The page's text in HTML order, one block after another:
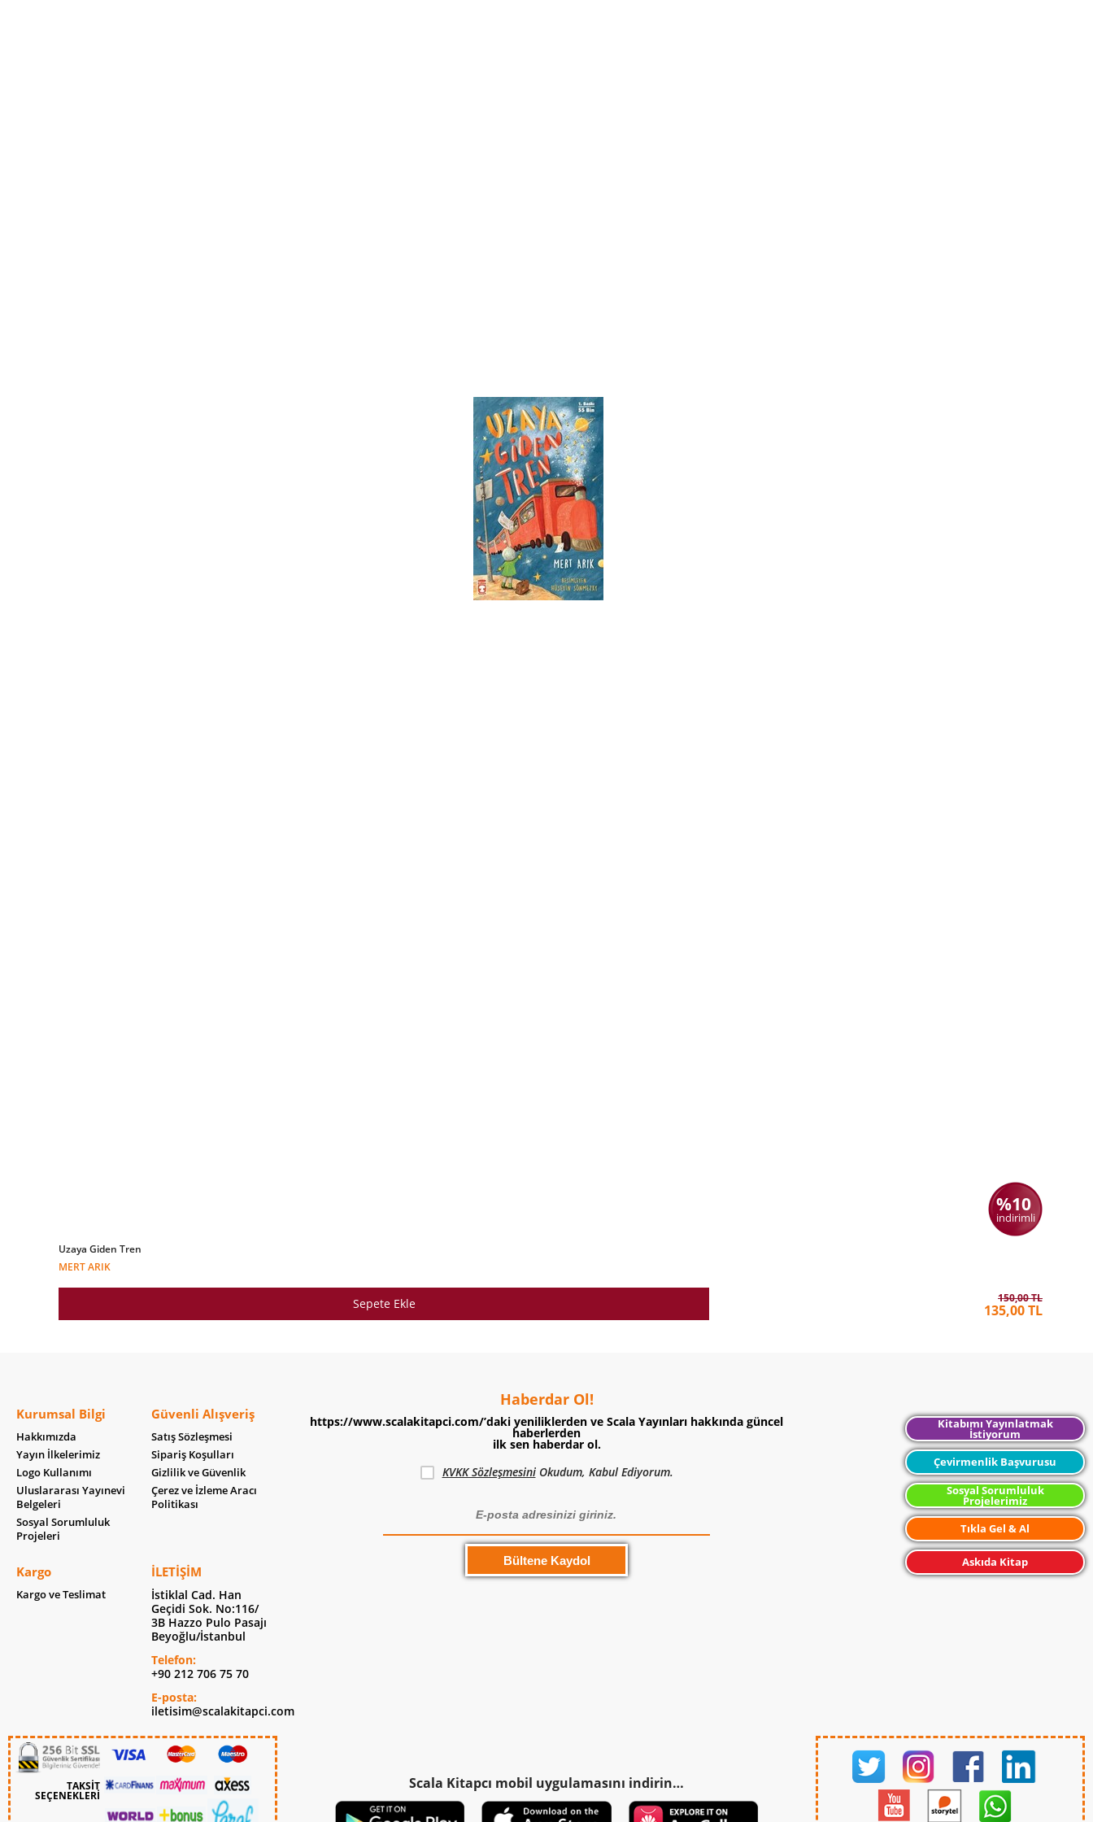
%10
indirimli
Uzaya Giden Tren
MERT ARIK
Sepete Ekle 150,00 TL
135,00 TL
Kurumsal Bilgi
Hakkımızda
Yayın İlkelerimiz
Logo Kullanımı
Uluslararası Yayınevi
Belgeleri
Sosyal Sorumluluk
Projeleri
Güvenli Alışveriş
Satış Sözleşmesi
Sipariş Koşulları
Gizlilik ve Güvenlik
Çerez ve İzleme Aracı
Politikası
Kargo
Kargo ve Teslimat
İLETIŞIM
İstiklal Cad. Han
Geçidi Sok. No:116/
3B Hazzo Pulo Pasajı
Beyoğlu/İstanbul
Telefon:
+90 212 706 75 70
E-posta:
iletisim@scalakitapci.com
TAKSİT
SEÇENEKLERİ
Haberdar Ol!
https://www.scalakitapci.com/’daki yeniliklerden ve Scala Yayınları hakkında güncel
haberlerden
ilk sen haberdar ol.
KVKK SözleşmesiniOkudum, Kabul Ediyorum.
Scala Kitapcı mobil uygulamasını indirin…
Kitabımı Yayınlatmak
İstiyorum
Çevirmenlik Başvurusu
Sosyal Sorumluluk
Projelerimiz
Tıkla Gel & Al
Askıda Kitap